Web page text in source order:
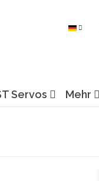
Servos Mehr